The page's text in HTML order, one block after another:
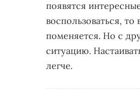
появятся
воспользоваться,
поменяется. Но с
ситуацию.
легче.